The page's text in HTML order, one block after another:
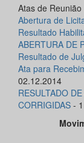
Atas de Reunião
Abertura de
Resultado
ABERTURA DE
Resultado de
Ata para
02.12.2014
RESULTADO
CORRIGIDAS -